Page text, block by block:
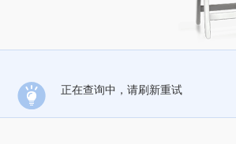
正在查询中，请刷新重试